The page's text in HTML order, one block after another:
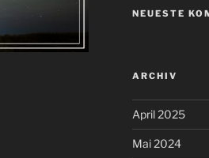
NEUESTE
ARCHIV
April 2025
Mai 2024